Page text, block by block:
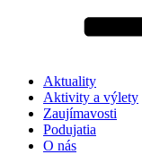
Aktuality
Aktivity a výlety
Zaujímavosti
Podujatia
O nás